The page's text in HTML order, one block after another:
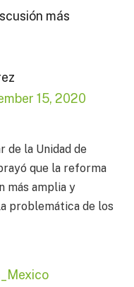
más
15, 2020
de la Unidad de
que la reforma
más amplia y
problemática de los